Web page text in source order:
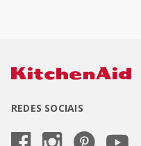
REDES SOCIAIS